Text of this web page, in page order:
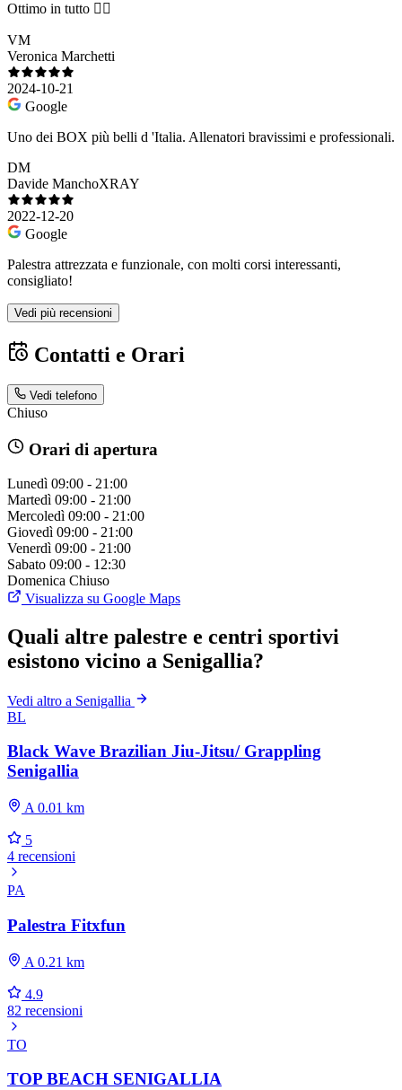
Ottimo in tutto 👌🏾
VM
Veronica Marchetti
2024-10-21
Google
Uno dei BOX più belli d 'Italia. Allenatori bravissimi e professionali.
DM
Davide ManchoXRAY
2022-12-20
Google
Palestra attrezzata e funzionale, con molti corsi interessanti,
consigliato!
Vedi più recensioni
Contatti e Orari
Vedi telefono
Chiuso
Orari di apertura
Lunedì 09:00 - 21:00
Martedì 09:00 - 21:00
Mercoledì 09:00 - 21:00
Giovedì 09:00 - 21:00
Venerdì 09:00 - 21:00
Sabato 09:00 - 12:30
Domenica Chiuso
Visualizza su Google Maps
Quali altre palestre e centri sportivi
esistono vicino a Senigallia?
Vedi altro a Senigallia
BL
Black Wave Brazilian Jiu-Jitsu/ Grappling
Senigallia
A 0.01 km
5
4 recensioni
PA
Palestra Fitxfun
A 0.21 km
4.9
82 recensioni
TO
TOP BEACH SENIGALLIA